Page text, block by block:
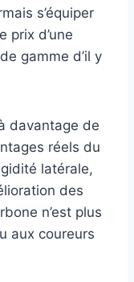
s’équiper
prix d’une
gamme d’il y
davantage de
réels du
latérale,
des
n’est plus
aux coureurs